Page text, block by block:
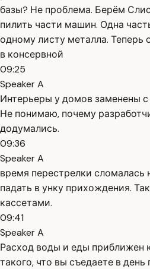
базы? Не проблема. Берём
пилить части машин. Одна
одному листу металла.
в консервной
09:25
Speaker A
Интерьеры у домов заменены
Не понимаю, почему
додумались.
09:36
Speaker A
время перестрелки сломалась
падать в унку прихождения.
кассетами.
09:41
Speaker A
Расход воды и еды приближен
такого, что вы съедаете в